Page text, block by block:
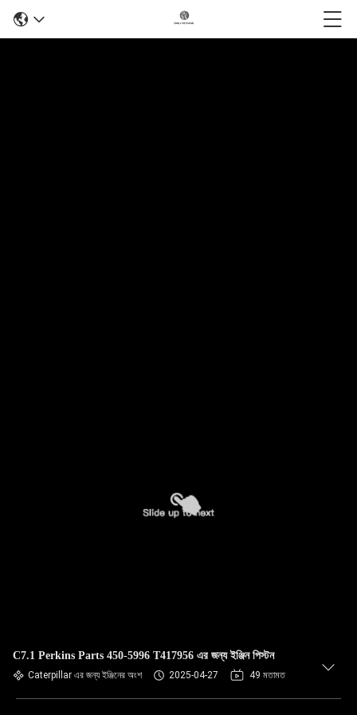
C7.1 Perkins Parts 450-5996 T417956 এর জন্য ইঞ্জিন পিস্টন
Caterpillar এর জন্য ইঞ্জিনের অংশ 2025-04-27 49 মতামত